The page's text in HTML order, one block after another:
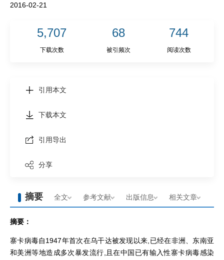
2016-02-21
5,707 68 744
下载次数 被引频次 阅读次数
引用本文
下载本文
引用导出
分享
摘要 全文 参考文献 出版信息 相关文章
摘要：
寨卡病毒自1947年首次在乌干达被发现以来,已经在非洲、东南亚
和美洲等地造成多次暴发流行,且在中国已有输入性寨卡病毒感染